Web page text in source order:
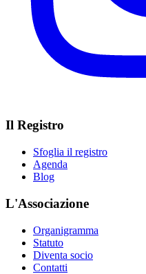
Il Registro
Sfoglia il registro
Agenda
Blog
L'Associazione
Organigramma
Statuto
Diventa socio
Contatti